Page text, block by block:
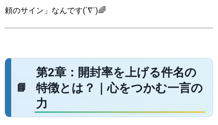
頼のサイン」なんです(´∇`)🌈
第2章：開封率を上げる件名の
特徴とは？｜心をつかむ一言の
力